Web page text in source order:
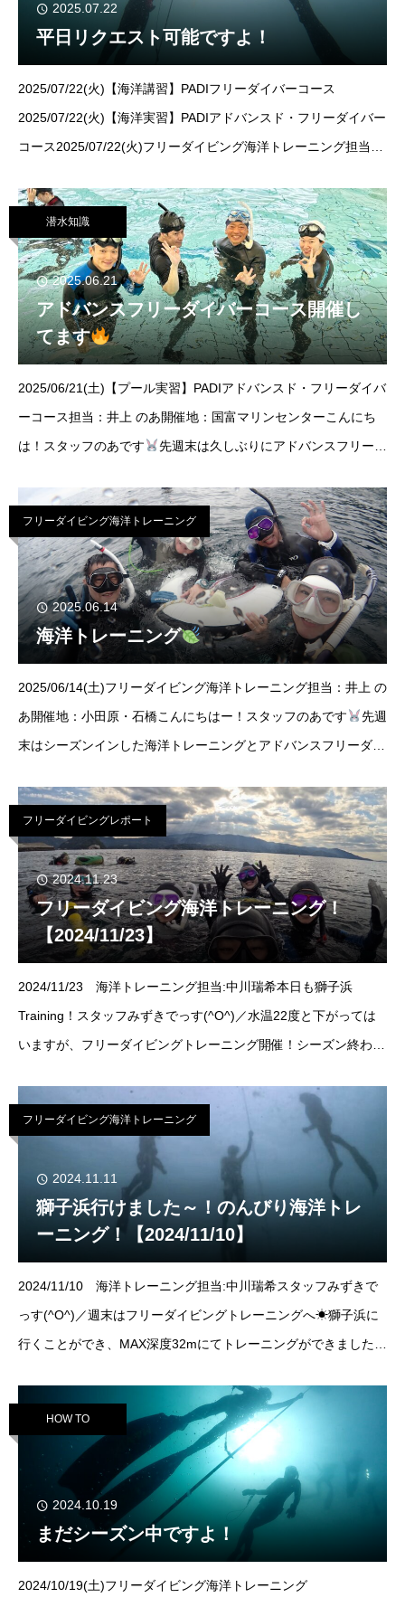
2025.07.22
平日リクエスト可能ですよ！
2025/07/22(火)【海洋講習】PADIフリーダイバーコース
2025/07/22(火)【海洋実習】PADIアドバンスド・フリーダイバー
コース2025/07/22(火)フリーダイビング海洋トレーニング担当：
火
潜水知識
2025.06.21
アドバンスフリーダイバーコース開催し
てます
2025/06/21(土)【プール実習】PADIアドバンスド・フリーダイバ
ーコース担当：井上 のあ開催地：国富マリンセンターこんにち
は！スタッフのあです
先週末は久しぶりにアドバンスフリーダ
スを受けてからのアドバ
フリーダイビング海洋トレーニング
2025.06.14
海洋トレーニング
2025/06/14(土)フリーダイビング海洋トレーニング担当：井上 の
あ開催地：小田原・石橋こんにちはー！スタッフのあです
先週
末はシーズンインした海洋トレーニングとアドバンスフリーダイ
トレーニングの日程が埋ま
フリーダイビングレポート
2024.11.23
フリーダイビング海洋トレーニング！
【2024/11/23】
2024/11/23 海洋トレーニング担当:中川瑞希本日も獅子浜
Training！スタッフみずきでっす(^O^)／水温22度と下がっては
いますが、フリーダイビングトレーニング開催！シーズン終わり
フリーダイビング海洋トレーニング
2024.11.11
獅子浜行けました～！のんびり海洋トレ
ーニング！【2024/11/10】
2024/11/10 海洋トレーニング担当:中川瑞希スタッフみずきで
っす(^O^)／週末はフリーダイビングトレーニングへ☀獅子浜に
行くことができ、MAX深度32mにてトレーニングができました！
よ～！
HOW TO
2024.10.19
まだシーズン中ですよ！
2024/10/19(土)フリーダイビング海洋トレーニング